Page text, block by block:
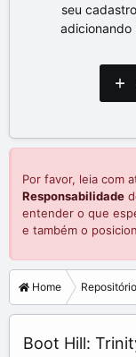
seu
adicionando
Por favor, leia com
Responsabilidade
entender o que
e também o
Home Repositório
Boot Hill: